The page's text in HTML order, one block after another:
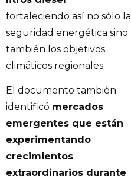
fortaleciendo así no sólo la
seguridad energética sino
también los objetivos
climáticos regionales.
El documento también
identificó mercados
emergentes que están
experimentando
crecimientos
extraordinarios durante